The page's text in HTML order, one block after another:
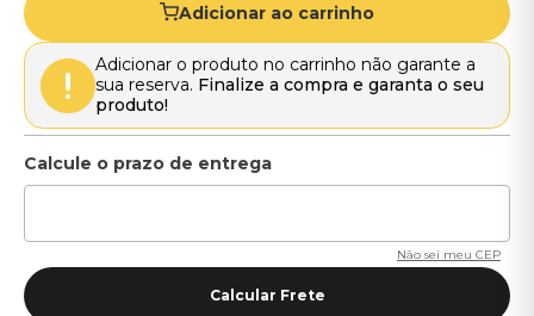
Adicionar ao carrinho
Adicionar o produto no carrinho não garante a
sua reserva. Finalize a compra e garanta o seu
produto!
Não sei meu CEP